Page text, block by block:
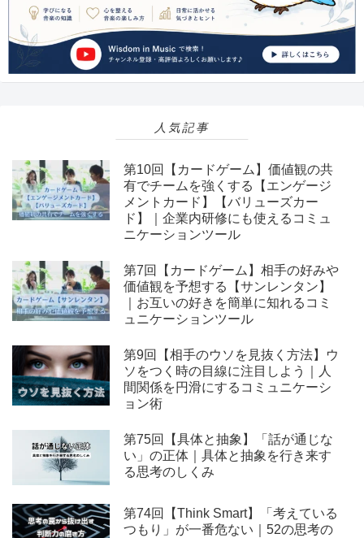
人気記事
第10回【カードゲーム】価値観の共
有でチームを強くする【エンゲージ
メントカード】【バリューズカー
ド】｜企業内研修にも使えるコミュ
ニケーションツール
第7回【カードゲーム】相手の好みや
価値観を予想する【サンレンタン】
｜お互いの好きを簡単に知れるコミ
ュニケーションツール
第9回【相手のウソを見抜く方法】ウ
ソをつく時の目線に注目しよう｜人
間関係を円滑にするコミュニケーシ
ョン術
第75回【具体と抽象】「話が通じな
い」の正体｜具体と抽象を行き来す
る思考のしくみ
第74回【Think Smart】「考えている
つもり」が一番危ない｜52の思考の